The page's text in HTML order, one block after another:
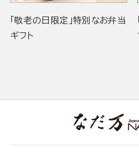
「敬老の日限定」特別なお弁当
ギフト